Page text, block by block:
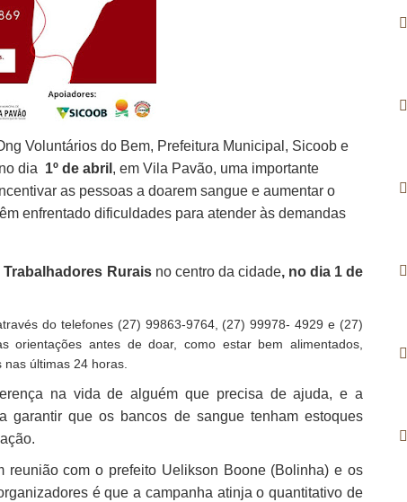
Voluntários do Bem, Prefeitura Municipal, Sicoob e
dia 1º de abril , em Vila Pavão, uma importante
as pessoas a doarem sangue e aumentar o
enfrentado dificuldades para atender às demandas
Rurais no centro da cidade, no dia 1 de
do telefones (27) 99863-9764, (27) 99978- 4929 e (27)
orientações antes de doar, como estar bem alimentados,
últimas 24 horas.
na vida de alguém que precisa de ajuda, e a
garantir que os bancos de sangue tenham estoques
reunião com o prefeito Uelikson Boone (Bolinha) e os
é que a campanha atinja o quantitativo de